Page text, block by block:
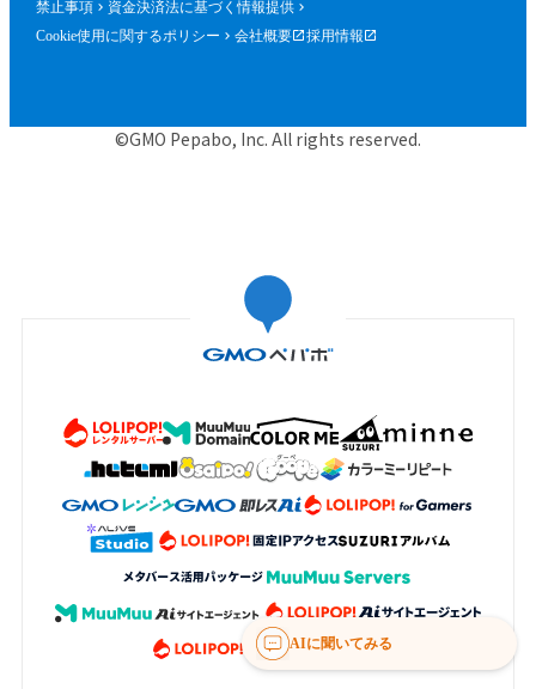
禁止事項
資金決済法に基づく情報提供
Cookie使用に関するポリシー
会社概要 採用情報
©GMO Pepabo, Inc. All rights reserved.
AIに聞いてみる